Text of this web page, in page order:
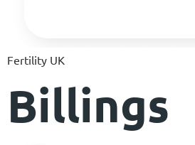
Fertility UK
Billings